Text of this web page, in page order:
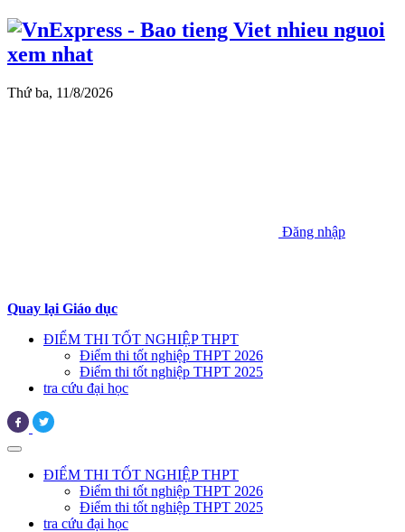
Thứ ba, 11/8/2026
Đăng nhập
Quay lại Giáo dục
ĐIỂM THI TỐT NGHIỆP THPT
Điểm thi tốt nghiệp THPT 2026
Điểm thi tốt nghiệp THPT 2025
tra cứu đại học
ĐIỂM THI TỐT NGHIỆP THPT
Điểm thi tốt nghiệp THPT 2026
Điểm thi tốt nghiệp THPT 2025
tra cứu đại học